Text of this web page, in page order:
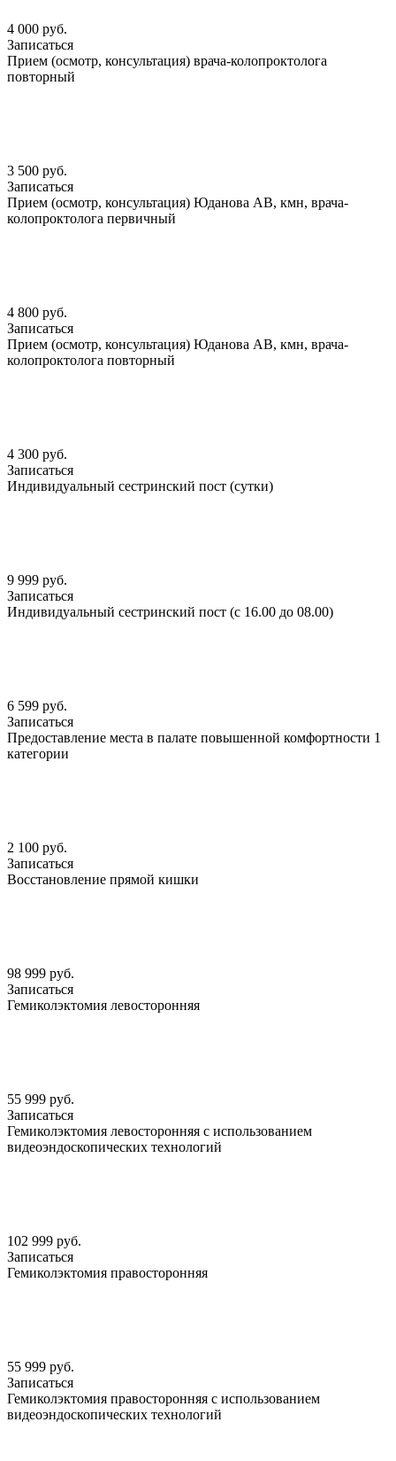
4 000 руб.
Записаться
Прием (осмотр, консультация) врача-колопроктолога
повторный
3 500 руб.
Записаться
Прием (осмотр, консультация) Юданова АВ, кмн, врача-
колопроктолога первичный
4 800 руб.
Записаться
Прием (осмотр, консультация) Юданова АВ, кмн, врача-
колопроктолога повторный
4 300 руб.
Записаться
Индивидуальный сестринский пост (сутки)
9 999 руб.
Записаться
Индивидуальный сестринский пост (с 16.00 до 08.00)
6 599 руб.
Записаться
Предоставление места в палате повышенной комфортности 1
категории
2 100 руб.
Записаться
Восстановление прямой кишки
98 999 руб.
Записаться
Гемиколэктомия левосторонняя
55 999 руб.
Записаться
Гемиколэктомия левосторонняя с использованием
видеоэндоскопических технологий
102 999 руб.
Записаться
Гемиколэктомия правосторонняя
55 999 руб.
Записаться
Гемиколэктомия правосторонняя с использованием
видеоэндоскопических технологий